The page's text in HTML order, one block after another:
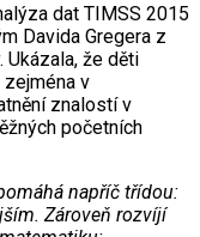
dat TIMSS 2015
Davida Gregera z
že děti
v
znalostí v
početních
napříč třídou:
Zároveň rozvíjí